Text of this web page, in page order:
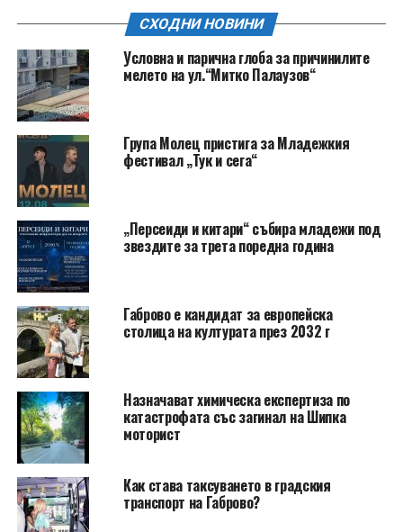
СХОДНИ НОВИНИ
Условна и парична глоба за причинилите
мелето на ул.“Митко Палаузов“
Група Молец пристига за Младежкия
фестивал „Тук и сега“
„Персеиди и китари“ събира младежи под
звездите за трета поредна година
Габрово е кандидат за европейска
столица на културата през 2032 г
Назначават химическа експертиза по
катастрофата със загинал на Шипка
моторист
Как става таксуването в градския
транспорт на Габрово?